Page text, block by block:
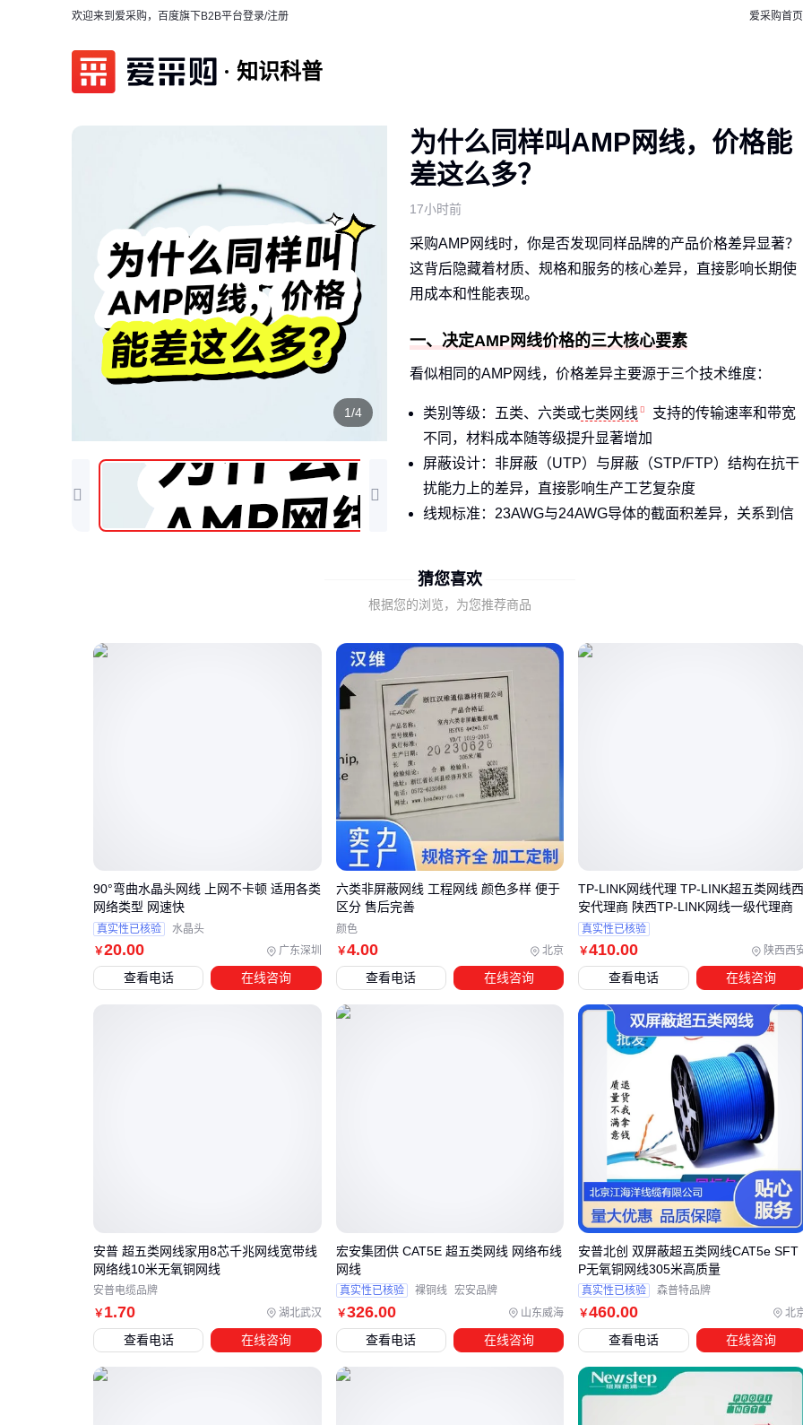
欢迎来到爱采购，百度旗下B2B平台登录/注册 爱采购首页
知识科普
1/4
为什么同样叫AMP网线，价格能
差这么多？
17小时前
采购AMP网线时，你是否发现同样品牌的产品价格差异显著？
这背后隐藏着材质、规格和服务的核心差异，直接影响长期使
用成本和性能表现。
一、决定AMP网线价格的三大核心要素
看似相同的AMP网线，价格差异主要源于三个技术维度：
类别等级：五类、六类或七类网线
支持的传输速率和带宽
不同，材料成本随等级提升显著增加
屏蔽设计：非屏蔽（UTP）与屏蔽（STP/FTP）结构在抗干
扰能力上的差异，直接影响生产工艺复杂度
线规标准：23AWG与24AWG导体的截面积差异，关系到信
例如数据中心需要
而普通办公场景用超五类非屏蔽线已足够。盲目选择高规格会
关键判断在于先明确使用场景对带宽、抗干扰和传输距离的要
求，再匹配对应的技术参数，而非简单地按品牌或长度比价。
二、品牌溢价背后的真实价值
正规渠道的AMP网线价格较高，主要包含三重保障：
认证体系：UL认证等第三方检测确保材料阻燃性和传输性能
原厂质保：提供比杂牌产品更长的质量承诺周期
工程背书：大型数据中心项目的实际应用验证可靠性
为例，其铝箔屏蔽层和十字骨架设计
能有效抑制高频干扰，适合医疗影像传输等敏感场景。这类专
业解决方案的研发成本自然会体现在终端价格上。
但普通监控布线等非关键场景，完全可以选择性价比更高的非
屏蔽方案。关键在于区分必要投入和过度配置。
三、不同场景下如何选择AMP网线规格？
选择AMP网线时，核心原则是根据实际应用场景匹配性能需
求，避免过度配置或性能不足。以下是典型场景的选型建议：
屏蔽网线
，确保高带
宽和抗干扰能力，满足服务器密集环境下的稳定传输需求
企业办公室：超五类或六类非屏蔽网线
通常足够，兼顾日
常办公和视频会议需求，注意选择通过UL认证的型号
工业环境：需选用带双重屏蔽的专用型号，如矿用阻燃网
线，应对电磁干扰和恶劣物理条件
家庭网络：超五类非屏蔽网线性价比最高，但若预埋线管建
议直接上六类为未来升级留余地
屏蔽网线（如七类双屏蔽型号）虽然成本更高，但在电磁环境
复杂的车间或医疗场所能显著降低信号衰减。其金属屏蔽层和
猜您喜欢
根据您的浏览，为您推荐商品
￥20.00 广东深圳
90°弯曲水晶头网线 上网不卡顿 适用各类
网络类型 网速快
真实性已核验 水晶头
查看电话 在线咨询
￥4.00 北京
六类非屏蔽网线 工程网线 颜色多样 便于
区分 售后完善
颜色
查看电话 在线咨询
￥410.00 陕西西
TP-LINK网线代理 TP-LINK超五类网线
安代理商 陕西TP-LINK网线一级代理商
真实性已核验
查看电话 在线咨询
￥ 1.70 湖北武汉
安普 超五类网线家用8芯千兆网线宽带线
网络线10米无氧铜网线
安普电缆品牌
查看电话 在线咨询
￥326.00 山东威海
宏安集团供 CAT5E 超五类网线 网络布线
网线
真实性已核验 裸铜线 宏安品牌
查看电话 在线咨询
￥460.00 北
安普北创 双屏蔽超五类网线CAT5e SFT
P无氧铜网线305米高质量
真实性已核验 森普特品牌
查看电话 在线咨询